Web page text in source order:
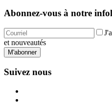
Abonnez-vous à notre
et nouveautés
M'abonner
Suivez nous